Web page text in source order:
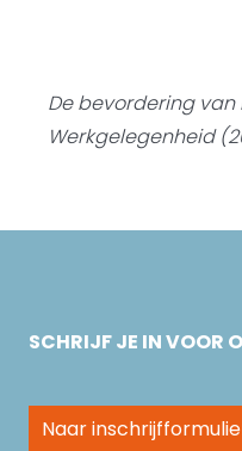
De bevordering
Werkgelegenheid
SCHRIJF JE IN VOOR
Naar